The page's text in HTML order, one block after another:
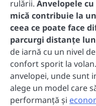
rulării. Anvelopele
mică contribuie la
ceea ce poate face
parcurgi distanțe
de iarnă cu un nivel
confort sporit la
anvelopei, unde sunt
alege un model care
performanță și